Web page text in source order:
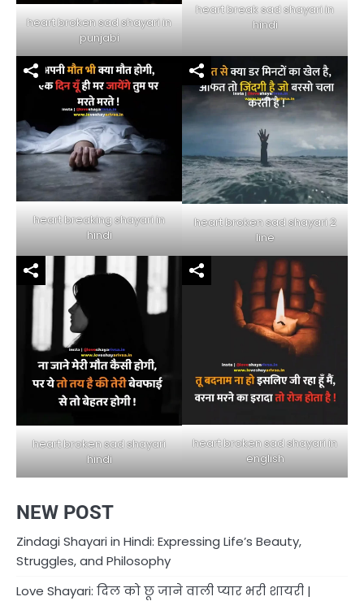
heart broken sad shayari in
punjabi
heart break sad shayari in
hindi
heart breaking shayari in
hindi
heart broken sad shayari 2
line
heart broken sad shayari
hindi
heart broken sad shayari in
english
NEW POST
Zindagi Shayari in Hindi: Expressing Life’s Beauty,
Struggles, and Philosophy
Love Shayari: दिल को छू जाने वाली प्यार भरी शायरी |